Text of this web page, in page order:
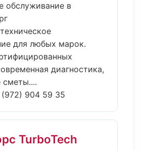
обслуживание в
для любых марок.
диагностика,
сметы....
(972) 904 59 35
TurboTech